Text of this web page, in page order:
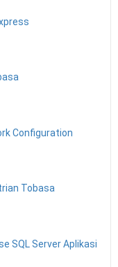
Configuration
Tobasa
SQL Server Aplikasi